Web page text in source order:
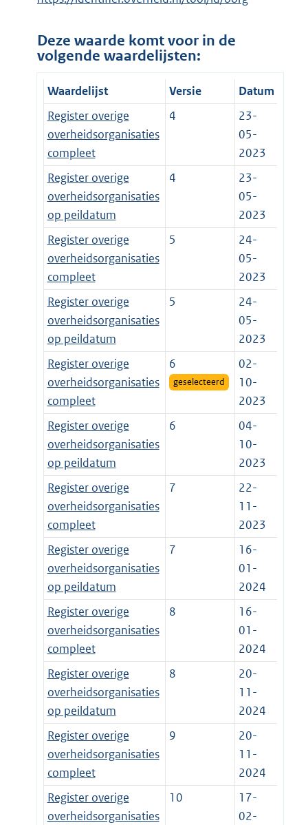
Deze waarde komt voor in de
volgende waardelijsten:
Waardelijst Versie
Datum
Register overige
overheidsorganisaties
compleet
4
23-
05-
2023
Register overige
overheidsorganisaties
op peildatum
4
23-
05-
2023
Register overige
overheidsorganisaties
compleet
5
24-
05-
2023
Register overige
overheidsorganisaties
op peildatum
5
24-
05-
2023
Register overige
overheidsorganisaties
compleet
6
geselecteerd
02-
10-
2023
Register overige
overheidsorganisaties
op peildatum
6
04-
10-
2023
Register overige
overheidsorganisaties
compleet
7
22-
11-
2023
Register overige
overheidsorganisaties
op peildatum
7
16-
01-
2024
Register overige
overheidsorganisaties
compleet
8
16-
01-
2024
Register overige
overheidsorganisaties
op peildatum
8
20-
11-
2024
Register overige
overheidsorganisaties
compleet
9
20-
11-
2024
Register overige
overheidsorganisaties
10
17-
02-